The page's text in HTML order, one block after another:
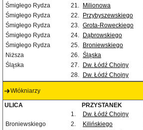
Śmigłego Rydza
21. Milionowa
Śmigłego Rydza
22. Przybyszewskiego
Śmigłego Rydza
23. Grota-Roweckiego
Śmigłego Rydza
24. Dąbrowskiego
Śmigłego Rydza
25.
Broniewskiego
Niższa
26. Śląska
Śląska
27. Dw. Łódź Chojny
28.
Dw. Łódź Chojny
Włókniarzy
ULICA PRZYSTANEK
1.
Dw. Łódź Chojny
Broniewskiego
2. Kilińskiego